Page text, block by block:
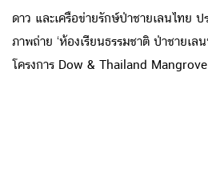
ย่อมจะขาดแคลน ลองจินตนาการดูว่าค
ภายนอกประเทศจะตึงเครียดขึ้นแค่ไหน
และเศรษฐกิจที่พังทลายก็ไม่ใช่สิ่งที่เกิดขึ้
ดาว และเครือข่ายรักษ์ป่าชายเลนไทย ป
ภาพถ่าย ‘ห้องเรียนธรรมชาติ ป่าชายเล
โครงการ Dow & Thailand